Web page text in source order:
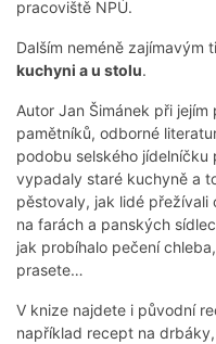
pracoviště NPÚ.
Dalším neméně zajímavým
kuchyni a u stolu.
Autor Jan Šimánek při
pamětníků, odborné
podobu selského
vypadaly staré kuchyně a
pěstovaly, jak lidé přežívali
na farách a panských
jak probíhalo pečení
prasete…
V knize najdete i původní
například recept na